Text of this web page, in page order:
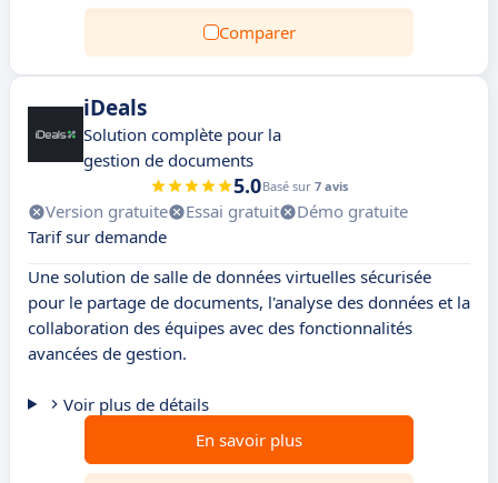
Comparer
iDeals
Solution complète pour la
gestion de documents
5.0Basé sur 7 avis
Version gratuite Essai gratuit
Démo gratuite
Tarif sur demande
Une solution de salle de données virtuelles sécurisée
pour le partage de documents, l'analyse des données et la
collaboration des équipes avec des fonctionnalités
avancées de gestion.
Voir plus de détails
En savoir plus